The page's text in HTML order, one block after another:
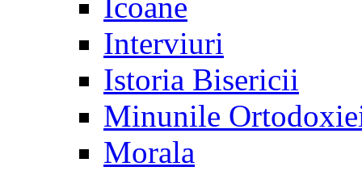
Icoane
Interviuri
Istoria Bisericii
Minunile
Morala